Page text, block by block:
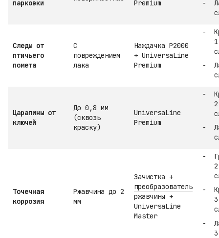
парковки Premium
Следы от
птичьего
помета
С
повреждением
лака
Наждачка P2000
+ UniversaLine
Premium
Царапины от
ключей
До 0,8 мм
(сквозь
краску)
UniversaLine
Premium
Точечная
коррозия
Ржавчина до 2
мм
Зачистка +
преобразователь
ржавчины +
UniversaLine
Master